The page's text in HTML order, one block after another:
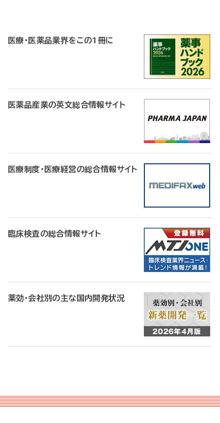
医療・医薬品業界をこの1冊に
医薬品産業の英文総合情報サイト
医療制度・医療経営の総合情報サイト
臨床検査の総合情報サイト
薬効・会社別の主な国内開発状況